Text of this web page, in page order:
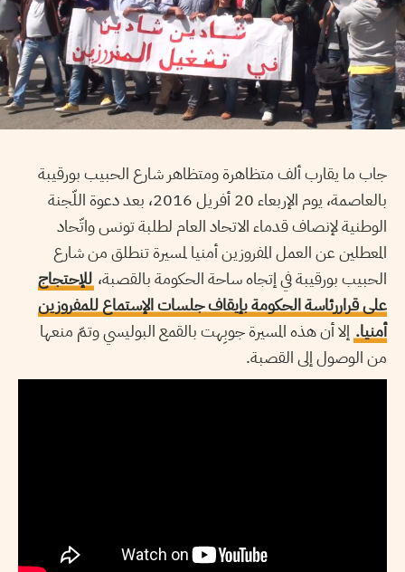
جاب ما يقارب ألف متظاهرة ومتظاهر شارع الحبيب بورقيبة
بالعاصمة، يوم الإربعاء 20 أفريل 2016، بعد دعوة اللّجنة
الوطنية لإنصاف قدماء الاتحاد العام لطلبة تونس واتّحاد
المعطلين عن العمل المفروزين أمنيا لمسيرة تنطلق من شارع
الحبيب بورقيبة في إتجاه ساحة الحكومة بالقصبة، للإحتجاج
على قراررئاسة الحكومة بإيقاف جلسات الإستماع للمفروزين
أمنيا. إلا أن هذه المسيرة جوبِهت بالقمع البوليسي وتمّ منعها
من الوصول إلى القصبة.